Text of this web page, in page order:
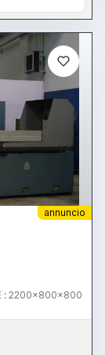
annuncio
: 2200x800x800